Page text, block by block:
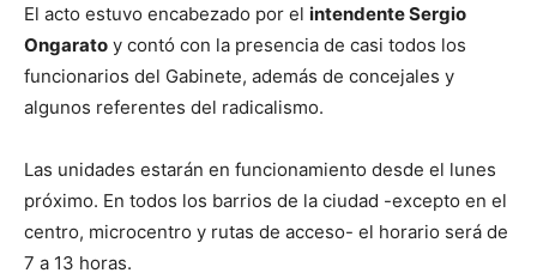
El acto estuvo encabezado por el intendente Sergio
Ongarato y contó con la presencia de casi todos los
funcionarios del Gabinete, además de concejales y
algunos referentes del radicalismo.
Las unidades estarán en funcionamiento desde el lunes
próximo. En todos los barrios de la ciudad -excepto en el
centro, microcentro y rutas de acceso- el horario será de
7 a 13 horas.